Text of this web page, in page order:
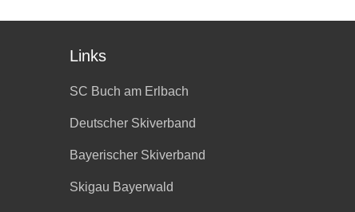
Links
SC Buch am Erlbach
Deutscher Skiverband
Bayerischer Skiverband
Skigau Bayerwald